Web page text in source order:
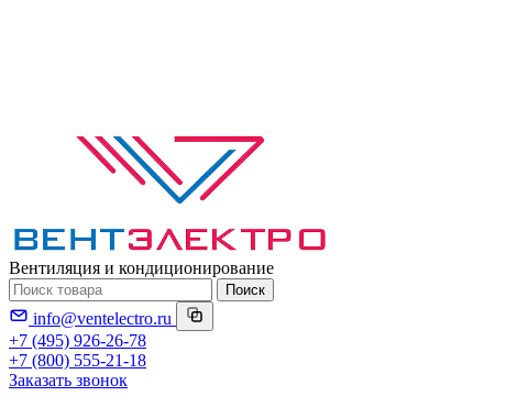
Вентиляция и кондиционирование
Поиск
info@ventelectro.ru
+7 (495) 926-26-78
+7 (800) 555-21-18
Заказать звонок